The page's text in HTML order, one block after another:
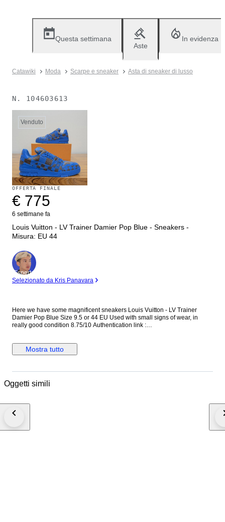
Questa settimana
Aste
In evidenza
Catawiki Moda Scarpe e sneaker Asta di sneaker di lusso
N. 104603613
Venduto
OFFERTA FINALE
€ 775
6 settimane fa
Louis Vuitton - LV Trainer Damier Pop Blue - Sneakers -
Misura: EU 44
Esperto
Selezionato da Kris Panavara
Here we have some magnificent sneakers Louis Vuitton - LV Trainer
Damier Pop Blue Size 9.5 or 44 EU Used with small signs of wear, in
really good condition 8.75/10 Authentication link :
Mostra tutto
Oggetti simili